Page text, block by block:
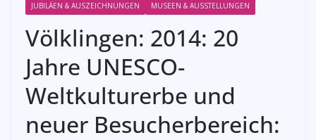
JUBILÄEN & AUSZEICHNUNGEN MUSEEN & AUSSTELLUNGEN
Völklingen: 2014: 20
Jahre UNESCO-
Weltkulturerbe und
neuer Besucherbereich: